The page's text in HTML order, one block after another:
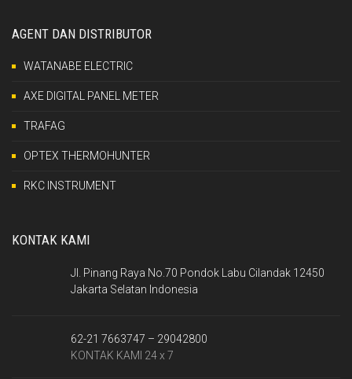
AGENT DAN DISTRIBUTOR
WATANABE ELECTRIC
AXE DIGITAL PANEL METER
TRAFAG
OPTEX THERMOHUNTER
RKC INSTRUMENT
KONTAK KAMI
Jl. Pinang Raya No.70 Pondok Labu Cilandak 12450
Jakarta Selatan Indonesia
62-21 7663747 – 29042800
KONTAK KAMI 24 x 7